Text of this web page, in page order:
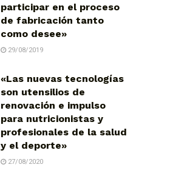
participar en el proceso
de fabricación tanto
como desee»
29/08/2019
«Las nuevas tecnologías
son utensilios de
renovación e impulso
para nutricionistas y
profesionales de la salud
y el deporte»
27/08/2020